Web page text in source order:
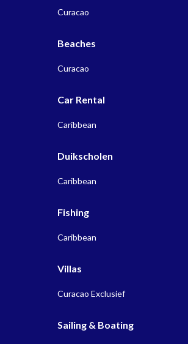
Curacao
Beaches
Curacao
Car Rental
Caribbean
Duikscholen
Caribbean
Fishing
Caribbean
Villas
Curacao Exclusief
Sailing & Boating